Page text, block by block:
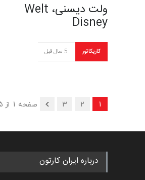
ولت دیسنی، Welt
Disney
کاریکاتور 5 سال قبل
1
2
3 صفحه 1 از 5
درباره ایران کارتون